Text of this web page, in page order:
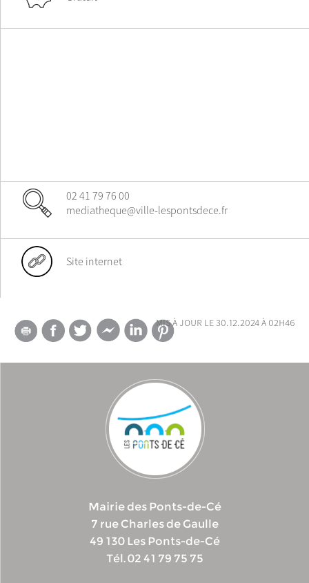
02 41 79 76 00
mediatheque@ville-lespontsdece.fr
Site internet
mis à jour le 30.12.2024 à 02h46
Mairie des Ponts-de-Cé
7 rue Charles de Gaulle
49 130 Les Ponts-de-Cé
Tél. 02 41 79 75 75